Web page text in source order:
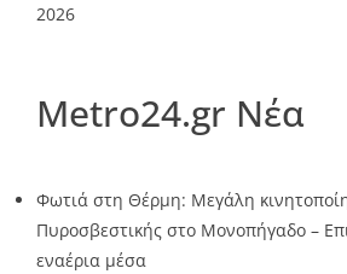
2026
Metro24.gr Νέα
Φωτιά στη Θέρμη: Μεγάλη
Πυροσβεστικής στο Μονοπήγαδο –
εναέρια μέσα